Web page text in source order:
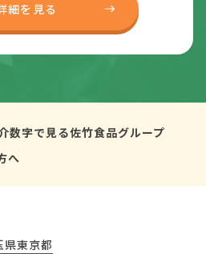
細を見る
数字で見る佐竹食品グループ
へ
県東京都